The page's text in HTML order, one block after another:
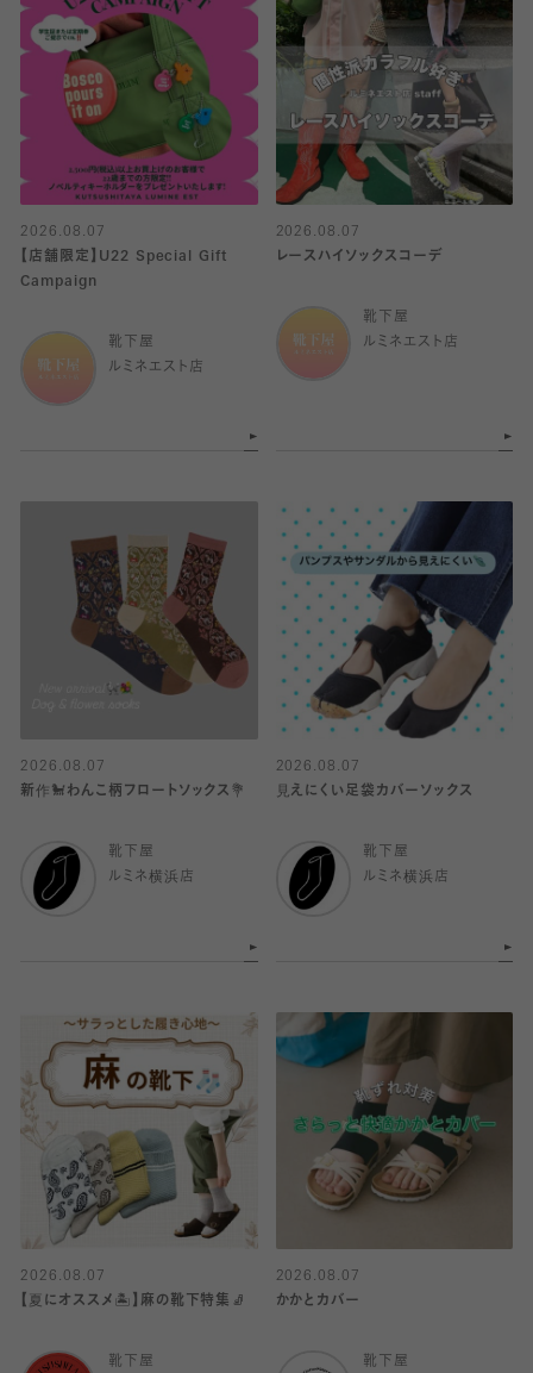
2026.08.07
【店舗限定】U22 Special Gift
Campaign
靴下屋
ルミネエスト店
2026.08.07
レースハイソックスコーデ
靴下屋
ルミネエスト店
2026.08.07
新作🐩わんこ柄フロートソックス💐
靴下屋
ルミネ横浜店
2026.08.07
見えにくい足袋カバーソックス
靴下屋
ルミネ横浜店
2026.08.07
【夏にオススメ🏝️】麻の靴下特集🧦
靴下屋
2026.08.07
かかとカバー
靴下屋